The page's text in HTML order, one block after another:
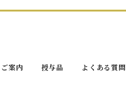
ご案内 授与品 よくある質問